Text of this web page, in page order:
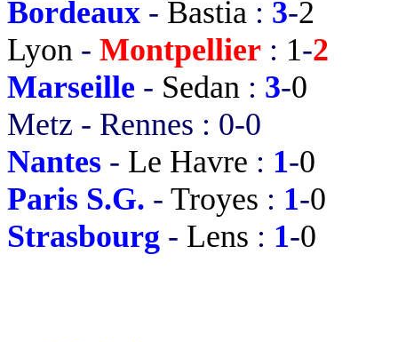
Bordeaux - Bastia : 3-2
Lyon - Montpellier : 1-2
Marseille - Sedan : 3-0
Metz - Rennes : 0-0
Nantes - Le Havre : 1-0
Paris S.G. - Troyes : 1-0
Strasbourg - Lens : 1-0